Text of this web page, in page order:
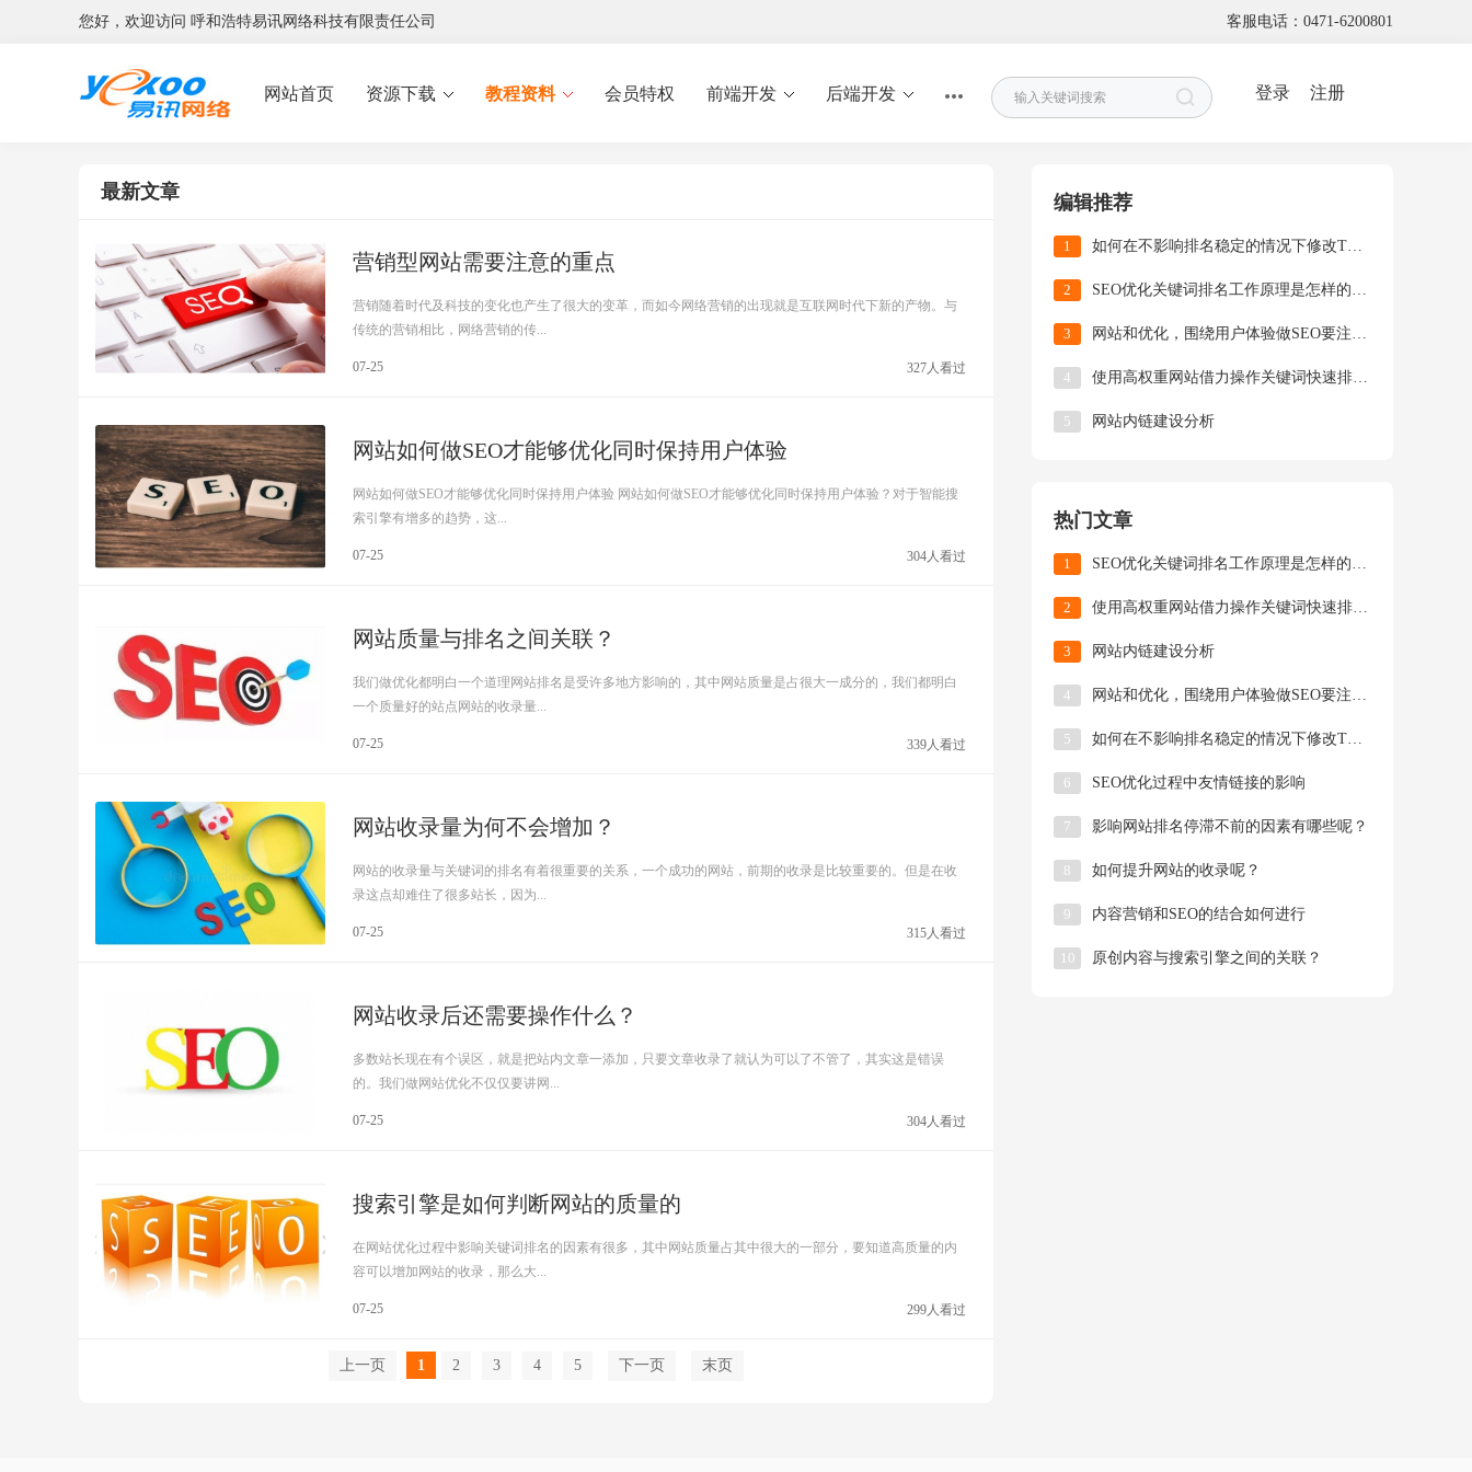
您好，欢迎访问 呼和浩特易讯网络科技有限责任公司 客服电话：0471-6200801
网站首页 资源下载 教程资料 会员特权 前端开发 后端开发 登录 注册
最新文章
营销型网站需要注意的重点
营销随着时代及科技的变化也产生了很大的变革，而如今网络营销的出现就是互联网时代下新的产物。与
传统的营销相比，网络营销的传...
07-25 327人看过
网站如何做SEO才能够优化同时保持用户体验
网站如何做SEO才能够优化同时保持用户体验 网站如何做SEO才能够优化同时保持用户体验？对于智能搜
索引擎有增多的趋势，这...
07-25 304人看过
网站质量与排名之间关联？
我们做优化都明白一个道理网站排名是受许多地方影响的，其中网站质量是占很大一成分的，我们都明白
一个质量好的站点网站的收录量...
07-25 339人看过
网站收录量为何不会增加？
网站的收录量与关键词的排名有着很重要的关系，一个成功的网站，前期的收录是比较重要的。但是在收
录这点却难住了很多站长，因为...
07-25 315人看过
网站收录后还需要操作什么？
多数站长现在有个误区，就是把站内文章一添加，只要文章收录了就认为可以了不管了，其实这是错误
的。我们做网站优化不仅仅要讲网...
07-25 304人看过
搜索引擎是如何判断网站的质量的
在网站优化过程中影响关键词排名的因素有很多，其中网站质量占其中很大的一部分，要知道高质量的内
容可以增加网站的收录，那么大...
07-25 299人看过
上一页 1 2 3 4 5 下一页 末页
编辑推荐
1 如何在不影响排名稳定的情况下修改TDK?(网站优化)
2 SEO优化关键词排名工作原理是怎样的?(关键词优化)
3 网站和优化，围绕用户体验做SEO要注重哪些方面?
4 使用高权重网站借力操作关键词快速排名！
5 网站内链建设分析
热门文章
1 SEO优化关键词排名工作原理是怎样的?(关键词优化)
2 使用高权重网站借力操作关键词快速排名！
3 网站内链建设分析
4 网站和优化，围绕用户体验做SEO要注重哪些方面?
5 如何在不影响排名稳定的情况下修改TDK?(网站优化)
6 SEO优化过程中友情链接的影响
7 影响网站排名停滞不前的因素有哪些呢？
8 如何提升网站的收录呢？
9 内容营销和SEO的结合如何进行
10 原创内容与搜索引擎之间的关联？